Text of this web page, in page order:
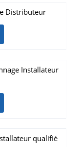
Distributeur
Installateur
qualifié